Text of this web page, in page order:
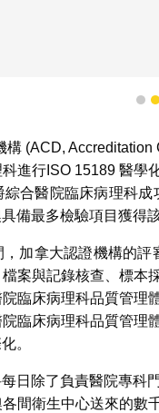
1 2
構 (ACD,
進行ISO 15189 醫學
合醫院臨床病理科
備最多檢驗項目獲得
加拿大認證機構的
案與記錄核查、標
臨床病理科品質管
臨床病理科品質管理
。
日除了負責醫院專科
間衛生中心送來的